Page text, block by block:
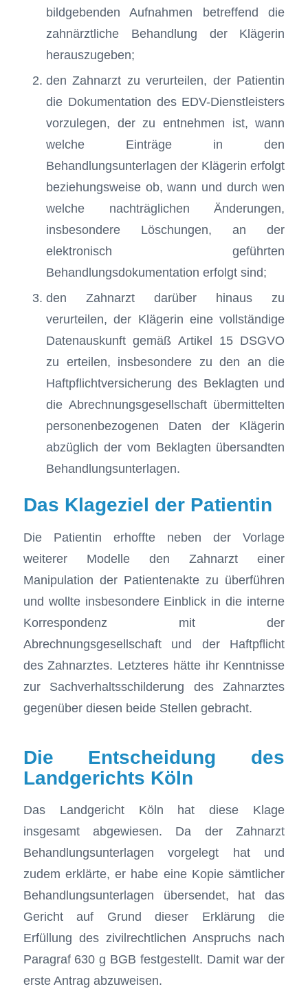
bildgebenden Aufnahmen betreffend die
zahnärztliche Behandlung der Klägerin
herauszugeben;
den Zahnarzt zu verurteilen, der Patientin
die Dokumentation des EDV-Dienstleisters
vorzulegen, der zu entnehmen ist, wann
welche Einträge in den
Behandlungsunterlagen der Klägerin erfolgt
beziehungsweise ob, wann und durch wen
welche nachträglichen Änderungen,
insbesondere Löschungen, an der
elektronisch geführten
Behandlungsdokumentation erfolgt sind;
den Zahnarzt darüber hinaus zu
verurteilen, der Klägerin eine vollständige
Datenauskunft gemäß Artikel 15 DSGVO
zu erteilen, insbesondere zu den an die
Haftpflichtversicherung des Beklagten und
die Abrechnungsgesellschaft übermittelten
personenbezogenen Daten der Klägerin
abzüglich der vom Beklagten übersandten
Behandlungsunterlagen.
Das Klageziel der Patientin
Die Patientin erhoffte neben der Vorlage
weiterer Modelle den Zahnarzt einer
Manipulation der Patientenakte zu überführen
und wollte insbesondere Einblick in die interne
Korrespondenz mit der
Abrechnungsgesellschaft und der Haftpflicht
des Zahnarztes. Letzteres hätte ihr Kenntnisse
zur Sachverhaltsschilderung des Zahnarztes
gegenüber diesen beide Stellen gebracht.
Die Entscheidung des
Landgerichts Köln
Das Landgericht Köln hat diese Klage
insgesamt abgewiesen. Da der Zahnarzt
Behandlungsunterlagen vorgelegt hat und
zudem erklärte, er habe eine Kopie sämtlicher
Behandlungsunterlagen übersendet, hat das
Gericht auf Grund dieser Erklärung die
Erfüllung des zivilrechtlichen Anspruchs nach
Paragraf 630 g BGB festgestellt. Damit war der
erste Antrag abzuweisen.